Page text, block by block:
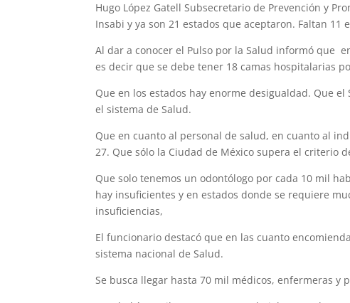
Hugo López Gatell Subsecretario de Prevención y
Insabi y ya son 21 estados que aceptaron. Faltan 11
Al dar a conocer el Pulso por la Salud informó que
es decir que se debe tener 18 camas hospitalarias
Que en los estados hay enorme desigualdad. Que
el sistema de Salud.
Que en cuanto al personal de salud, en cuanto al
27. Que sólo la Ciudad de México supera el criterio
Que solo tenemos un odontólogo por cada 10 mil
hay insuficientes y en estados donde se requiere
insuficiencias,
El funcionario destacó que en las cuanto
sistema nacional de Salud.
Se busca llegar hasta 70 mil médicos, enfermeras y